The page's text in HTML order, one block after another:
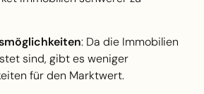
: Da die Immobilien
sind, gibt es weniger
für den Marktwert.